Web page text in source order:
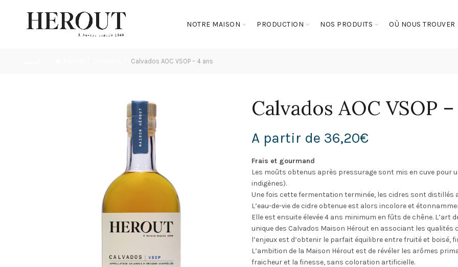
NOTRE MAISON PRODUCTION NOS PRODUITS OÙ NOUS TROUVER
Calvados AOC VSOP – 4 ans
Calvados AOC VSOP
A partir de 36,20€
Frais et gourmand
Les moûts obtenus après pressurage sont mis en cuve pour
indigènes).
Une fois cette fermentation terminée, les cidres sont distillés
L’eau-de-vie de cidre obtenue est alors incolore et
Elle est ensuite élevée 4 ans minimum en fûts de chêne. L’art
unique des Calvados Maison Hérout en associant les qualités
l’enjeux est d’obtenir le parfait équilibre entre fruité et boisé,
L’ambition de la Maison Hérout est de révéler les arômes
fraicheur et la finesse, sans coloration artificielle.